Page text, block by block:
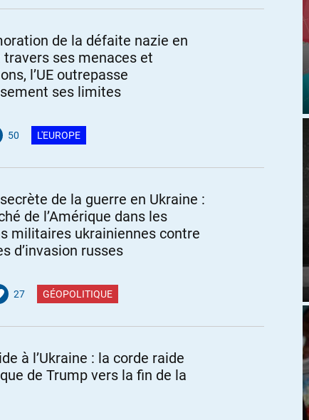
de la défaite nazie en
travers ses menaces et
l’UE outrepasse
ses limites
50 L'EUROPE
de la guerre en Ukraine :
de l’Amérique dans les
militaires ukrainiennes contre
d’invasion russes
27 GÉOPOLITIQUE
à l’Ukraine : la corde raide
de Trump vers la fin de la